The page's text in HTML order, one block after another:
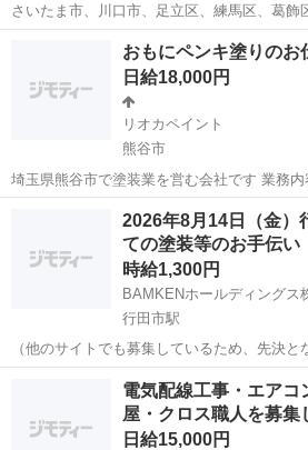
さいたま市、川口市、足立区、練馬区、葛飾
ている植木屋さんです。 仕 事 個人庭やマンション、学校、施設等の
庭木の剪定。（個人邸7割） 個人宅を中心とした庭木のお手入れや顧
客サービス全般。 ...
さいたま市 東浦和駅 その他
おもにペンキ塗りのお
日給18,000円
リオカペイント
熊谷市
埼玉県熊谷市で塗装業を営む会社です 業務内
時々シーリング、 防水になります！ 一緒に
てます！ 仕事だからしんどいときもあるけ
にやってます 経験者...
その他
2026年8月14日（金）
ての塗装等のお手伝
時給1,300円
BAMKENホールディングス
行田市駅
（他のサイトでも募集しているため、先決
ださい） 秩父鉄道秩父本線行田市駅徒歩11分にある築古戸建ての手す
り、バルコニー、室内天井などの塗装を行います。 私と一
手伝い頂ける方を募...
行田市駅 その他
電気配線工事・エアコ
屋・クロス職人を募集
日給15,000円